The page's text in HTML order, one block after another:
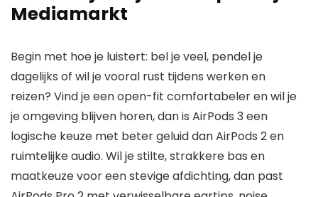
Mediamarkt
Begin met hoe je luistert: bel je veel, pendel je
dagelijks of wil je vooral rust tijdens werken en
reizen? Vind je een open-fit comfortabeler en wil je
je omgeving blijven horen, dan is AirPods 3 een
logische keuze met beter geluid dan AirPods 2 en
ruimtelijke audio. Wil je stilte, strakkere bas en
maatkeuze voor een stevige afdichting, dan past